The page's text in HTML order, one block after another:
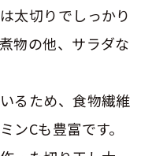
太切りでしっかり
物の他、サラダな
るため、食物繊維
ンCも豊富です。